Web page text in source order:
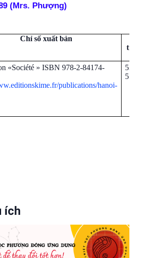
(Mrs. Phượng)
Chỉ số xuất bản
trang
«Société » ISBN 978-2-84174-
publications/hanoi-
537-
554
ích